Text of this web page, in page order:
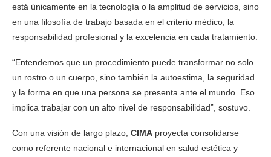
está únicamente en la tecnología o la amplitud de servicios, sino
en una filosofía de trabajo basada en el criterio médico, la
responsabilidad profesional y la excelencia en cada tratamiento.
“Entendemos que un procedimiento puede transformar no solo
un rostro o un cuerpo, sino también la autoestima, la seguridad
y la forma en que una persona se presenta ante el mundo. Eso
implica trabajar con un alto nivel de responsabilidad”, sostuvo.
Con una visión de largo plazo, CIMA proyecta consolidarse
como referente nacional e internacional en salud estética y